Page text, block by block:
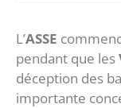
L’ASSE
pendant que les
déception des
importante